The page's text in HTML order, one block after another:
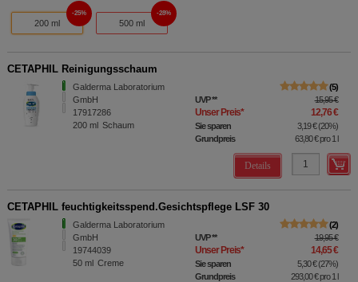
200 ml
25%
500 ml
28%
CETAPHIL Reinigungsschaum
Galderma Laboratorium
GmbH
17917286
200 ml Schaum
5
UVP** 15,95 €
Unser Preis* 12,76 €
Sie sparen 3,19 €(20%)
Grundpreis
63,80 €pro 1 l
Details
CETAPHIL feuchtigkeitsspend.Gesichtspflege LSF 30
Galderma Laboratorium
GmbH
19744039
50 ml Creme
2
UVP** 19,95 €
Unser Preis* 14,65 €
Sie sparen 5,30 €(27%)
Grundpreis
293,00 €pro 1 l